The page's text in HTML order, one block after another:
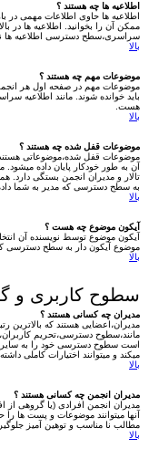
اطلاعیه ها چه هستند ؟
اطلاعیه ها حاوی اطلاعات مهمی در
ممکن آن را بخوانید. اطلاعیه ها در
سراسری،سطح دسترسی اطلاعیه ها نیز
بالا
موضوعات مهم چه هستند ؟
موضوعات مهم در صفحه اول هر
باید خوانده شوند. مانند اطلاعیه
هست.
بالا
موضوعات قفل شده چه هستند ؟
موضوعات قفل شده،موضوعاتی
آن به طور خودکار پایان داده
تالار و مدیران انجمن بستگی دارد.
به سطح دسترسی که مدیر به شما
بالا
آیکون موضوع چه هست ؟
آیکون موضوع توسط نویسنده آن
موضوع آیکون دار به سطح دسترسی
بالا
سطوح کاربری و
مدیران چه کسانی هستند ؟
مدیران،اعضایی هستند که بالاترین
مانند،سطوح دسترسی،تحریم
است سطوح دسترسی خود را به سایر
میکند و میتوانند اختیارات کاملی داشته
بالا
مدیران انجمن چه کسانی هستند ؟
مدیران انجمن افرادی (یا گروهی از
آنها میتوانند موضوعات و پست ها را
مطالب نا مناسب و توهین آمیز
بالا